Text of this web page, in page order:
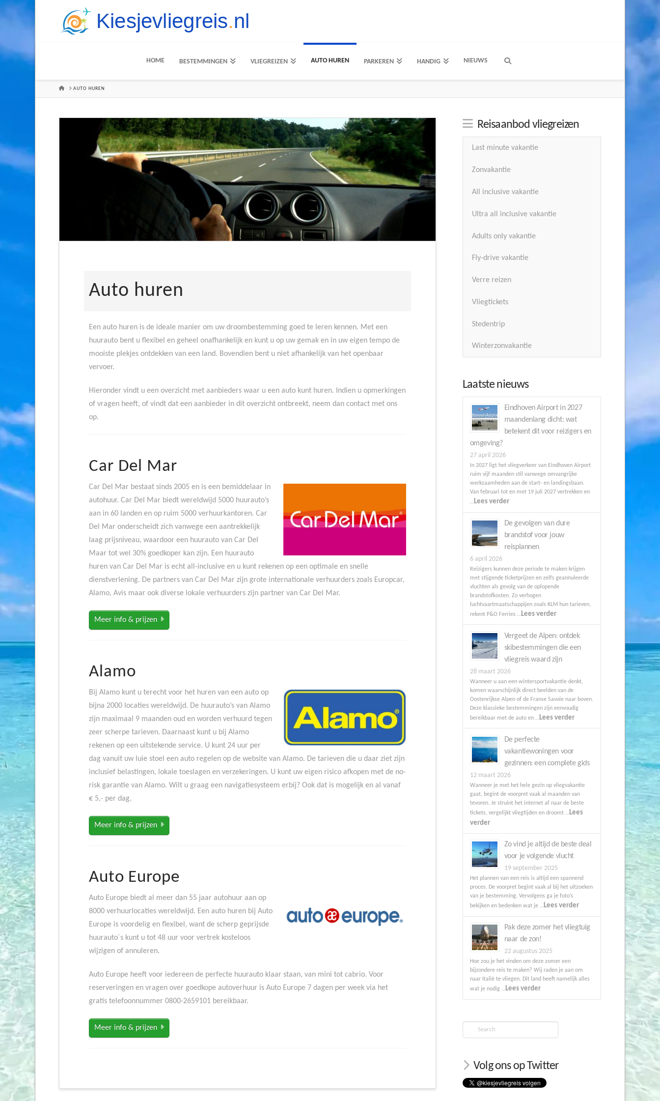
HOME BESTEMMINGEN VLIEGREIZEN AUTO HUREN PARKEREN HANDIG NIEUWS
HOMEAUTO HUREN
Auto huren
Een auto huren is de ideale manier om uw droombestemming goed te leren kennen. Met een
huurauto bent u flexibel en geheel onafhankelijk en kunt u op uw gemak en in uw eigen tempo de
mooiste plekjes ontdekken van een land. Bovendien bent u niet afhankelijk van het openbaar
vervoer.
Hieronder vindt u een overzicht met aanbieders waar u een auto kunt huren. Indien u opmerkingen
of vragen heeft, of vindt dat een aanbieder in dit overzicht ontbreekt, neem dan contact met ons
op.
Car Del Mar
Car Del Mar bestaat sinds 2005 en is een bemiddelaar in
autohuur. Car Del Mar biedt wereldwijd 5000 huurauto’s
aan in 60 landen en op ruim 5000 verhuurkantoren. Car
Del Mar onderscheidt zich vanwege een aantrekkelijk
laag prijsniveau, waardoor een huurauto van Car Del
Maar tot wel 30% goedkoper kan zijn. Een huurauto
huren van Car Del Mar is echt all-inclusive en u kunt rekenen op een optimale en snelle
dienstverlening. De partners van Car Del Mar zijn grote internationale verhuurders zoals Europcar,
Alamo, Avis maar ook diverse lokale verhuurders zijn partner van Car Del Mar.
Meer info & prijzen
Alamo
Bij Alamo kunt u terecht voor het huren van een auto op
bijna 2000 locaties wereldwijd. De huurauto’s van Alamo
zijn maximaal 9 maanden oud en worden verhuurd tegen
zeer scherpe tarieven. Daarnaast kunt u bij Alamo
rekenen op een uitstekende service. U kunt 24 uur per
dag vanuit uw luie stoel een auto regelen op de website van Alamo. De tarieven die u daar ziet zijn
inclusief belastingen, lokale toeslagen en verzekeringen. U kunt uw eigen risico afkopen met de no-
risk garantie van Alamo. Wilt u graag een navigatiesysteem erbij? Ook dat is mogelijk en al vanaf
€ 5,- per dag.
Meer info & prijzen
Auto Europe
Auto Europe biedt al meer dan 55 jaar autohuur aan op
8000 verhuurlocaties wereldwijd. Een auto huren bij Auto
Europe is voordelig en flexibel, want de scherp geprijsde
huurauto´s kunt u tot 48 uur voor vertrek kosteloos
wijzigen of annuleren.
Auto Europe heeft voor iedereen de perfecte huurauto klaar staan, van mini tot cabrio. Voor
reserveringen en vragen over goedkope autoverhuur is Auto Europe 7 dagen per week via het
gratis telefoonnummer 0800-2659101 bereikbaar.
Meer info & prijzen
Reisaanbod vliegreizen
Last minute vakantie
Zonvakantie
All inclusive vakantie
Ultra all inclusive vakantie
Adults only vakantie
Fly-drive vakantie
Verre reizen
Vliegtickets
Stedentrip
Winterzonvakantie
Laatste nieuws
Eindhoven Airport in 2027
maandenlang dicht: wat
betekent dit voor reizigers en
omgeving?
27 april 2026
In 2027 ligt het vliegverkeer van Eindhoven Airport
ruim vijf maanden stil vanwege omvangrijke
werkzaamheden aan de start- en landingsbaan.
Van februari tot en met 19 juli 2027 vertrekken en
…Lees verder
De gevolgen van dure
brandstof voor jouw
reisplannen
6 april 2026
Reizigers kunnen deze periode te maken krijgen
met stijgende ticketprijzen en zelfs geannuleerde
vluchten als gevolg van de oplopende
brandstofkosten. Zo verhogen
luchtvaartmaatschappijen zoals KLM hun tarieven,
rekent P&O Ferries …Lees verder
Vergeet de Alpen: ontdek
skibestemmingen die een
vliegreis waard zijn
28 maart 2026
Wanneer u aan een wintersportvakantie denkt,
komen waarschijnlijk direct beelden van de
Oostenrijkse Alpen of de Franse Savoie naar boven.
Deze klassieke bestemmingen zijn eenvoudig
bereikbaar met de auto en …Lees verder
De perfecte
vakantiewoningen voor
gezinnen: een complete gids
12 maart 2026
Wanneer je met het hele gezin op vliegvakantie
gaat, begint de voorpret vaak al maanden van
tevoren. Je struint het internet af naar de beste
tickets, vergelijkt vliegtijden en droomt …Lees
verder
Zo vind je altijd de beste deal
voor je volgende vlucht
19 september 2025
Het plannen van een reis is altijd een spannend
proces. De voorpret begint vaak al bij het uitzoeken
van je bestemming. Vervolgens ga je foto’s
bekijken en bedenken wat je …Lees verder
Pak deze zomer het vliegtuig
naar de zon!
22 augustus 2025
Hoe zou je het vinden om deze zomer een
bijzondere reis te maken? Wij raden je aan om
naar Italië te vliegen. Dit land heeft namelijk alles
wat je nodig …Lees verder
Search
Volg ons op Twitter